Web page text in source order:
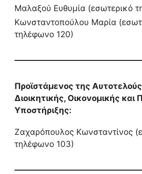
Μαλαξού Ευθυμία (εσωτερικό
Κωνσταντοπούλου Μαρία
τηλέφωνο 120)
Προϊστάμενος της
Διοικητικής, Οικονομικής και
Υποστήριξης:
Ζαχαρόπουλος Κωνσταντίνος
τηλέφωνο 103)